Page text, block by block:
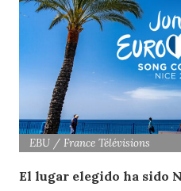
EBU / France Télévisions
El lugar elegido ha sido